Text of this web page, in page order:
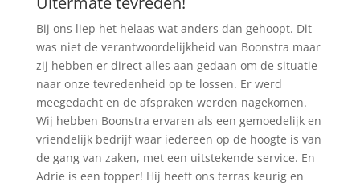
Bij ons liep het helaas wat anders dan gehoopt. Dit
was niet de verantwoordelijkheid van Boonstra maar
zij hebben er direct alles aan gedaan om de situatie
naar onze tevredenheid op te lossen. Er werd
meegedacht en de afspraken werden nagekomen.
Wij hebben Boonstra ervaren als een gemoedelijk en
vriendelijk bedrijf waar iedereen op de hoogte is van
de gang van zaken, met een uitstekende service. En
Adrie is een topper! Hij heeft ons terras keurig en